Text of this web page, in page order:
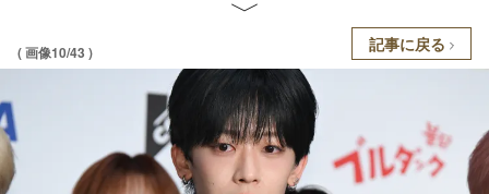
( 画像10/43 ) 記事に戻る